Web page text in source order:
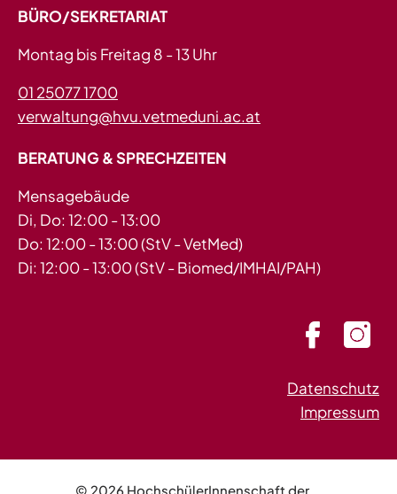
BÜRO/SEKRETARIAT
Montag bis Freitag 8 - 13 Uhr
01 25077 1700
verwaltung@hvu.vetmeduni.ac.at
BERATUNG & SPRECHZEITEN
Mensagebäude
Di, Do: 12:00 - 13:00
Do: 12:00 - 13:00 (StV - VetMed)
Di: 12:00 - 13:00 (StV - Biomed/IMHAI/PAH)
Datenschutz
Impressum
© 2026 HochschülerInnenschaft der